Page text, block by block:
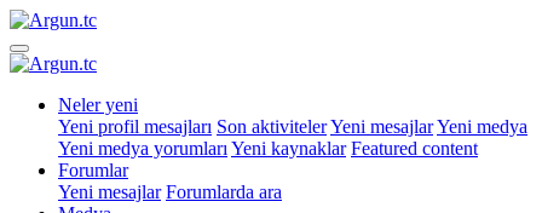
Neler yeni
Yeni profil mesajları Son aktivitelerYeni mesajlarYeni medya
Yeni medya yorumları Yeni kaynaklar Featured content
Forumlar
Yeni mesajlar Forumlarda ara